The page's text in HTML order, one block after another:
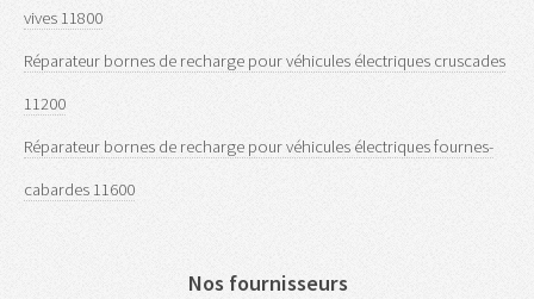
vives 11800
Réparateur bornes de recharge pour véhicules électriques cruscades
11200
Réparateur bornes de recharge pour véhicules électriques fournes-
cabardes 11600
Nos fournisseurs